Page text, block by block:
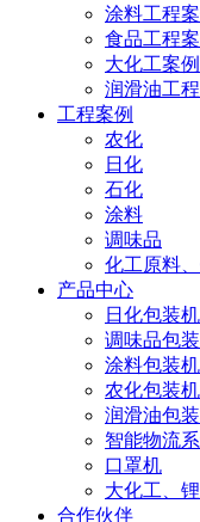
涂料工程
食品工程
大化工案例
润滑油工
工程案例
农化
日化
石化
涂料
调味品
化工原料
产品中心
日化包装
调味品包
涂料包装
农化包装
润滑油包
智能物流
口罩机
大化工、
合作伙伴